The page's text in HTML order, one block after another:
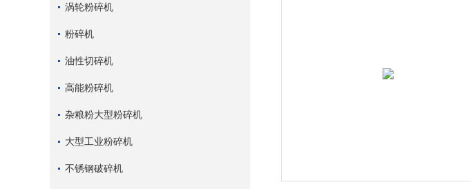
涡轮粉碎机
粉碎机
油性切碎机
高能粉碎机
杂粮粉大型粉碎机
大型工业粉碎机
不锈钢破碎机